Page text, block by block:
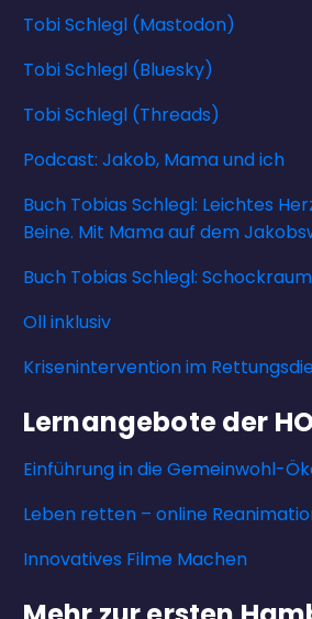
Tobi Schlegl (Mastodon)
Tobi Schlegl (Bluesky)
Tobi Schlegl (Threads)
Podcast: Jakob, Mama und ich
Buch Tobias Schlegl: Leichtes
Beine. Mit Mama auf dem
Buch Tobias Schlegl:
Oll inklusiv
Krisenintervention im
Lernangebote der
Einführung in die Gemeinwohl-
Leben retten – online
Innovatives Filme Machen